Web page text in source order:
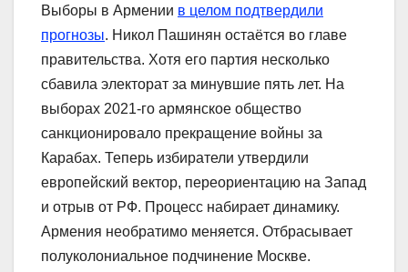
Выборы в Армении в целом подтвердили
прогнозы. Никол Пашинян остаётся во главе
правительства. Хотя его партия несколько
сбавила электорат за минувшие пять лет. На
выборах 2021-го армянское общество
санкционировало прекращение войны за
Карабах. Теперь избиратели утвердили
европейский вектор, переориентацию на Запад
и отрыв от РФ. Процесс набирает динамику.
Армения необратимо меняется. Отбрасывает
полуколониальное подчинение Москве.